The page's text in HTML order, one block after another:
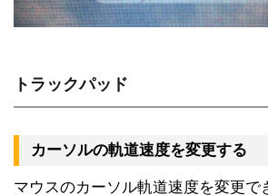
トラックパッド
カーソルの軌道速度を変更する
マウスのカーソル軌道速度を変更で